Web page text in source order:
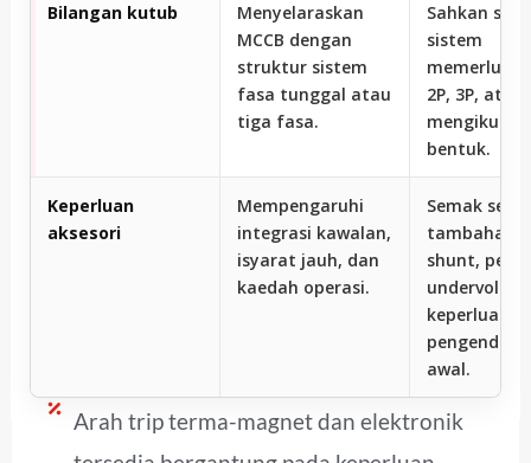
Bilangan kutub
Menyelaraskan
MCCB dengan
struktur sistem
fasa tunggal atau
tiga fasa.
Sahkan
sistem
2P, 3P, atau
mengikut
bentuk.
Keperluan
aksesori
Mempengaruhi
integrasi kawalan,
isyarat jauh, dan
kaedah operasi.
Semak
tambahan,
shunt,
keperluan
awal.
Arah trip terma-magnet dan elektronik